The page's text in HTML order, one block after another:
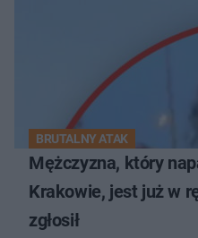
BRUTALNY ATAK
Mężczyzna, który
Krakowie, jest już w
zgłosił